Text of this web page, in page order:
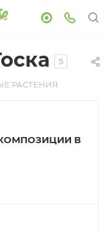
5
РАСТЕНИЯ
В